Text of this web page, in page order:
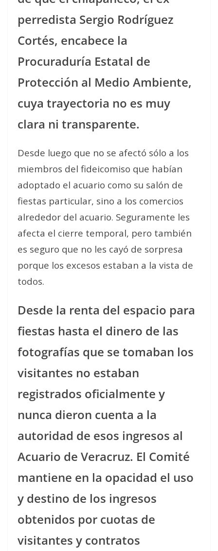
perredista Sergio Rodríguez
Cortés, encabece la
Procuraduría Estatal de
Protección al Medio Ambiente,
cuya trayectoria no es muy
clara ni transparente.
Desde luego que no se afectó sólo a los
miembros del fideicomiso que habían
adoptado el acuario como su salón de
fiestas particular, sino a los comercios
alrededor del acuario. Seguramente les
afecta el cierre temporal, pero también
es seguro que no les cayó de sorpresa
porque los excesos estaban a la vista de
todos.
Desde la renta del espacio para
fiestas hasta el dinero de las
fotografías que se tomaban los
visitantes no estaban
registrados oficialmente y
nunca dieron cuenta a la
autoridad de esos ingresos al
Acuario de Veracruz. El Comité
mantiene en la opacidad el uso
y destino de los ingresos
obtenidos por cuotas de
visitantes y contratos